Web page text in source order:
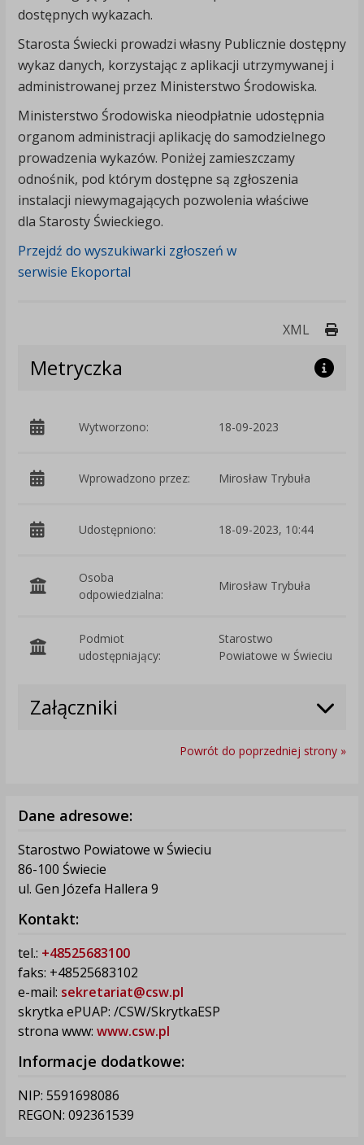
dostępnych wykazach.
Starosta Świecki prowadzi własny Publicznie dostępny
wykaz danych, korzystając z aplikacji utrzymywanej i
administrowanej przez Ministerstwo Środowiska.
Ministerstwo Środowiska nieodpłatnie udostępnia
organom administracji aplikację do samodzielnego
prowadzenia wykazów. Poniżej zamieszczamy
odnośnik, pod którym dostępne są zgłoszenia
instalacji niewymagających pozwolenia właściwe
dla Starosty Świeckiego.
Przejdź do wyszukiwarki zgłoszeń w
serwisie Ekoportal
XML
Metryczka
Wytworzono: 18-09-2023
Wprowadzono przez: Mirosław Trybuła
Udostępniono: 18-09-2023, 10:44
Osoba
odpowiedzialna:
Mirosław Trybuła
Podmiot
udostępniający:
Starostwo
Powiatowe w Świeciu
Załączniki
Powrót do poprzedniej strony »
Dane adresowe:
Starostwo Powiatowe w Świeciu
86-100 Świecie
ul. Gen Józefa Hallera 9
Kontakt:
tel.: +48525683100
faks: +48525683102
e-mail: sekretariat@csw.pl
skrytka ePUAP: /CSW/SkrytkaESP
strona www: www.csw.pl
Informacje dodatkowe:
NIP: 5591698086
REGON: 092361539